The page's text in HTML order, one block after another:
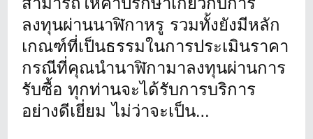
ลงทุนผ่านนาฬิกาหรู รวมทั้งยังมีหลัก
เกณฑ์ที่เป็นธรรมในการประเมินราคา
กรณีที่คุณนำนาฬิกามาลงทุนผ่านการ
รับซื้อ ทุกท่านจะได้รับการบริการ
อย่างดีเยี่ยม ไม่ว่าจะเป็น…